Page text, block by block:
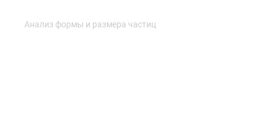
Анализ формы и размера частиц